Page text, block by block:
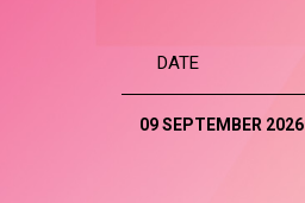
DATE
09 SEPTEMBER 2026